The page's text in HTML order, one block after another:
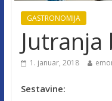
GASTRONOMIJA
1. januar, 2018
Sestavine: